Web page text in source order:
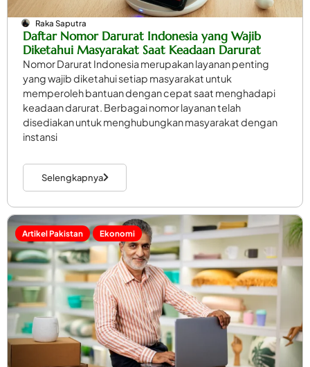
Raka Saputra
Daftar Nomor Darurat Indonesia yang Wajib
Diketahui Masyarakat Saat Keadaan Darurat
Nomor Darurat Indonesia merupakan layanan penting
yang wajib diketahui setiap masyarakat untuk
memperoleh bantuan dengan cepat saat menghadapi
keadaan darurat. Berbagai nomor layanan telah
disediakan untuk menghubungkan masyarakat dengan
instansi
Selengkapnya
Artikel Pakistan Ekonomi